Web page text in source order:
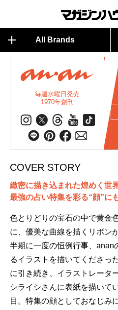
All Brands
毎週水曜日発売
1970年創刊
COVER STORY
緻密に描き込まれた煌めく世界
最強の占い特集を彩る“顔”に
色とりどりの宝石の中で黄金
に、優美な曲線を描くリボン
半期に一度の恒例行事、anan
るイラストを描いてくださっ
に引き続き、イラストレータ
シライシさんに表紙を描いて
目。特集の顔としておなじみ